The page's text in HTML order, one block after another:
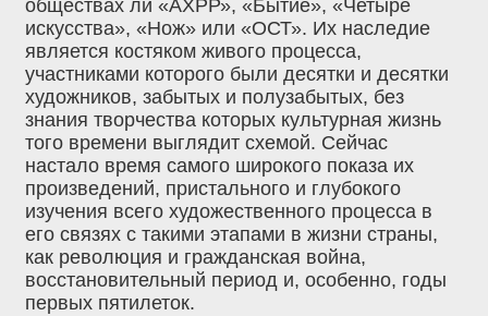
обществах ли «АХРР», «Бытие», «Четыре
искусства», «Нож» или «ОСТ». Их наследие
является костяком живого процесса,
участниками которого были десятки и десятки
художников, забытых и полузабытых, без
знания творчества которых культурная жизнь
того времени выглядит схемой. Сейчас
настало время самого широкого показа их
произведений, пристального и глубокого
изучения всего художественного процесса в
его связях с такими этапами в жизни страны,
как революция и гражданская война,
восстановительный период и, особенно, годы
первых пятилеток.